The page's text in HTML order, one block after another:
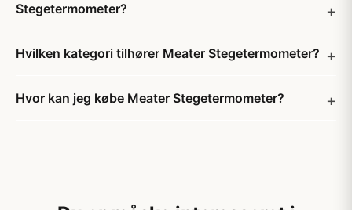
Stegetermometer?
Hvilken kategori tilhører Meater Stegetermometer?
Hvor kan jeg købe Meater Stegetermometer?